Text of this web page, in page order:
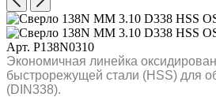
Арт. P138N0310
Экономичная линейка
быстрорежущей стали (HSS) для
(DIN338).